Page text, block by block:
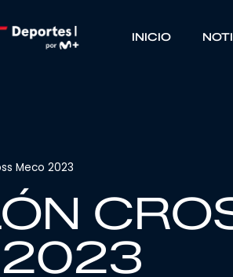
INICIO
Meco 2023
2023